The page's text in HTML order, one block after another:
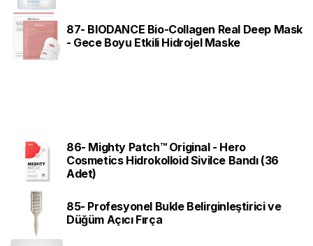
87- BIODANCE Bio-Collagen Real Deep Mask
- Gece Boyu Etkili Hidrojel Maske
86- Mighty Patch™ Original - Hero
Cosmetics Hidrokolloid Sivilce Bandı (36
Adet)
85- Profesyonel Bukle Belirginleştirici ve
Düğüm Açıcı Fırça